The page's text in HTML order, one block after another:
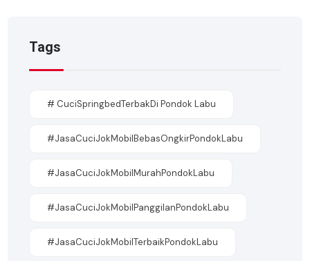
Tags
# CuciSpringbedTerbakDi Pondok Labu
#JasaCuciJokMobilBebasOngkirPondokLabu
#JasaCuciJokMobilMurahPondokLabu
#JasaCuciJokMobilPanggilanPondokLabu
#JasaCuciJokMobilTerbaikPondokLabu